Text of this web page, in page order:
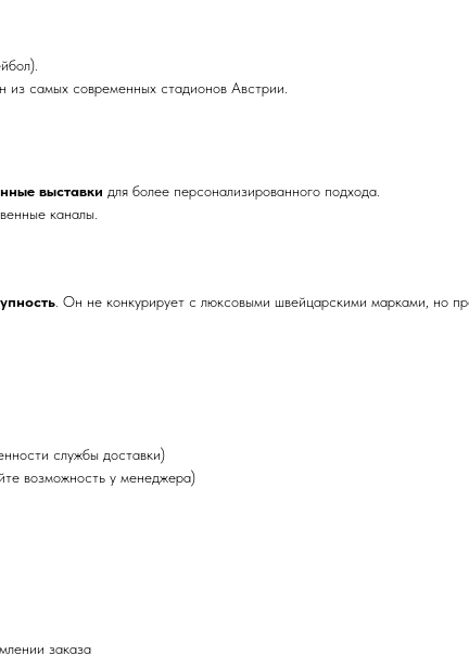
из самых современных стадионов Австрии.
выставки для более персонализированного подхода.
каналы.
. Он не конкурирует с люксовыми швейцарскими марками, но
службы доставки)
возможность у менеджера)
заказа